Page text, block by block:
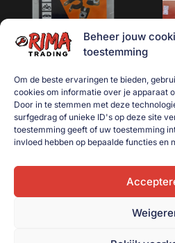
Beheer jouw
toestemming
Om de beste ervaringen te bieden,
cookies om informatie over je apparaat
Door in te stemmen met deze
surfgedrag of unieke ID's op deze site
toestemming geeft of uw toestemming
invloed hebben op bepaalde functies en
Rubberen isolatie-klem / p-
clip / leidingklem
assortiment 18-delig
€